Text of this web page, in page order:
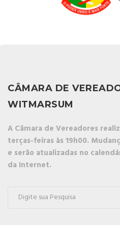
CÂMARA DE
WITMARSUM
A Câmara de Vereadores
terças-feiras às 19h00.
e serão atualizadas no
da Internet.